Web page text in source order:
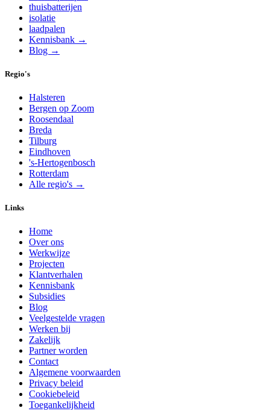
thuisbatterijen
isolatie
laadpalen
Kennisbank →
Blog →
Regio's
Halsteren
Bergen op Zoom
Roosendaal
Breda
Tilburg
Eindhoven
's-Hertogenbosch
Rotterdam
Alle regio's →
Links
Home
Over ons
Werkwijze
Projecten
Klantverhalen
Kennisbank
Subsidies
Blog
Veelgestelde vragen
Werken bij
Zakelijk
Partner worden
Contact
Algemene voorwaarden
Privacy beleid
Cookiebeleid
Toegankelijkheid